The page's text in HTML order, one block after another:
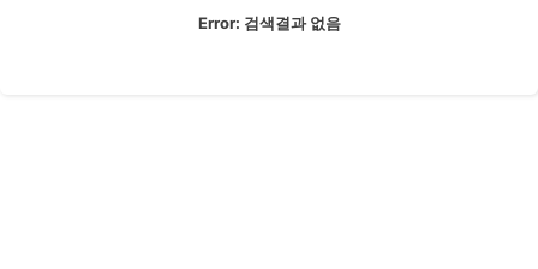
Error: 검색결과 없음